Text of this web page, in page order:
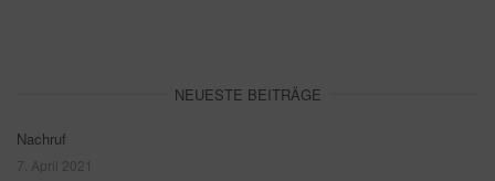
NEUESTE BEITRÄGE
Nachruf
7. April 2021